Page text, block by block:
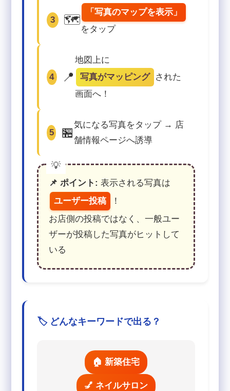
3 🗺️
「写真のマップを表示」
をタップ
4 📍
地図上に
写真がマッピング
された
画面へ！
5 🏪
気になる写真をタップ → 店
舗情報ページへ誘導
📌 ポイント: 表示される写真は
ユーザー投稿
！
お店側の投稿ではなく、一般ユー
ザーが投稿した写真がヒットして
いる
🏷️ どんなキーワードで出る？
🏠 新築住宅
💅 ネイルサロン